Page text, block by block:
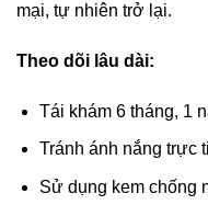
mại, tự nhiên trở lại.
Theo dõi lâu dài:
Tái khám 6 tháng, 1
Tránh ánh nắng trực
Sử dụng kem chống